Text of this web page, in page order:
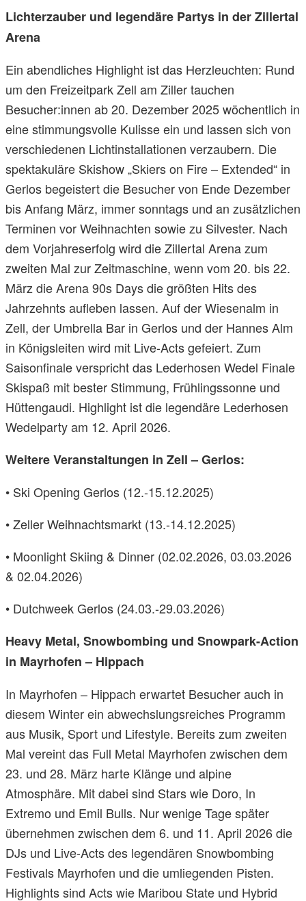
Lichterzauber und legendäre Partys in der Zillertal
Arena
Ein abendliches Highlight ist das Herzleuchten: Rund
um den Freizeitpark Zell am Ziller tauchen
Besucher:innen ab 20. Dezember 2025 wöchentlich in
eine stimmungsvolle Kulisse ein und lassen sich von
verschiedenen Lichtinstallationen verzaubern. Die
spektakuläre Skishow „Skiers on Fire – Extended“ in
Gerlos begeistert die Besucher von Ende Dezember
bis Anfang März, immer sonntags und an zusätzlichen
Terminen vor Weihnachten sowie zu Silvester. Nach
dem Vorjahreserfolg wird die Zillertal Arena zum
zweiten Mal zur Zeitmaschine, wenn vom 20. bis 22.
März die Arena 90s Days die größten Hits des
Jahrzehnts aufleben lassen. Auf der Wiesenalm in
Zell, der Umbrella Bar in Gerlos und der Hannes Alm
in Königsleiten wird mit Live-Acts gefeiert. Zum
Saisonfinale verspricht das Lederhosen Wedel Finale
Skispaß mit bester Stimmung, Frühlingssonne und
Hüttengaudi. Highlight ist die legendäre Lederhosen
Wedelparty am 12. April 2026.
Weitere Veranstaltungen in Zell – Gerlos:
• Ski Opening Gerlos (12.-15.12.2025)
• Zeller Weihnachtsmarkt (13.-14.12.2025)
• Moonlight Skiing & Dinner (02.02.2026, 03.03.2026
& 02.04.2026)
• Dutchweek Gerlos (24.03.-29.03.2026)
Heavy Metal, Snowbombing und Snowpark-Action
in Mayrhofen – Hippach
In Mayrhofen – Hippach erwartet Besucher auch in
diesem Winter ein abwechslungsreiches Programm
aus Musik, Sport und Lifestyle. Bereits zum zweiten
Mal vereint das Full Metal Mayrhofen zwischen dem
23. und 28. März harte Klänge und alpine
Atmosphäre. Mit dabei sind Stars wie Doro, In
Extremo und Emil Bulls. Nur wenige Tage später
übernehmen zwischen dem 6. und 11. April 2026 die
DJs und Live-Acts des legendären Snowbombing
Festivals Mayrhofen und die umliegenden Pisten.
Highlights sind Acts wie Maribou State und Hybrid